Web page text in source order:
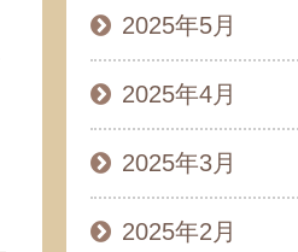
2025年5月
2025年4月
2025年3月
2025年2月